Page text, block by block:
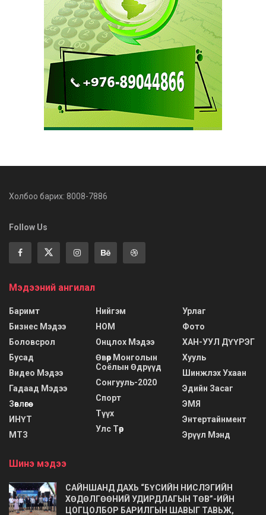
Холбоо барих: 8008-7886
Follow Us
Мэдээний ангилал
Баримт
Бизнес Мэдээ
Боловсрол
Бусад
Видео Мэдээ
Гадаад Мэдээ
Зөвлөгөө
ИНҮТ
МТЗ
Нийгэм
НОМ
Онцлох Мэдээ
Өвөр Монголын
Соёлын Өдрүүд
Сонгууль-2020
Спорт
Түүх
Улс Төр
Урлаг
Фото
ХАН-УУЛ ДҮҮРЭГ
Хууль
Шинжлэх Ухаан
Эдийн Засаг
ЭМЯ
Энтертайнмент
Эрүүл Мэнд
Шинэ мэдээ
САЙНШАНД ДАХЬ “БҮСИЙН НИСЛЭГИЙН
ХӨДӨЛГӨӨНИЙ УДИРДЛАГЫН ТӨВ”-ИЙН
ЦОГЦОЛБОР БАРИЛГЫН ШАВЫГ ТАВЬЖ,